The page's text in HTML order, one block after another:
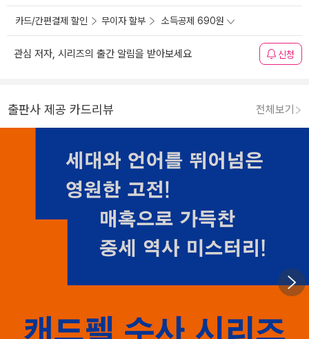
카드/간편결제 할인 무이자 할부 소득공제 690원
관심 저자, 시리즈의 출간 알림을 받아보세요 신청
출판사 제공 카드리뷰 전체보기